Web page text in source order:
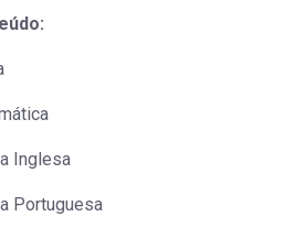
Inglesa
Portuguesa